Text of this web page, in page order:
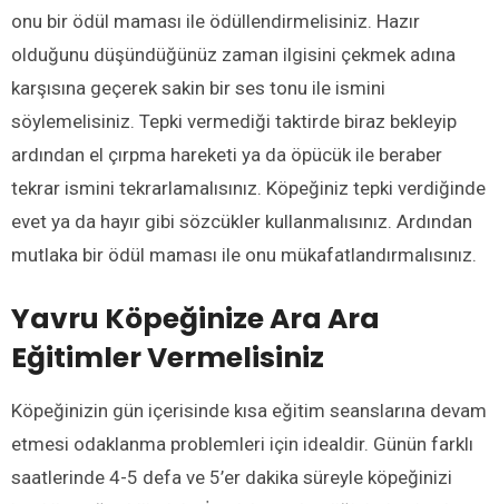
onu bir ödül maması ile ödüllendirmelisiniz. Hazır
olduğunu düşündüğünüz zaman ilgisini çekmek adına
karşısına geçerek sakin bir ses tonu ile ismini
söylemelisiniz. Tepki vermediği taktirde biraz bekleyip
ardından el çırpma hareketi ya da öpücük ile beraber
tekrar ismini tekrarlamalısınız. Köpeğiniz tepki verdiğinde
evet ya da hayır gibi sözcükler kullanmalısınız. Ardından
mutlaka bir ödül maması ile onu mükafatlandırmalısınız.
Yavru KöpeğinizeAra Ara
Eğitimler Vermelisiniz
Köpeğinizin gün içerisinde kısa eğitim seanslarına devam
etmesi odaklanma problemleri için idealdir. Günün farklı
saatlerinde 4-5 defa ve 5’er dakika süreyle köpeğinizi